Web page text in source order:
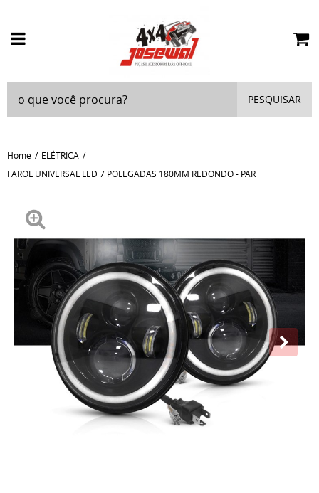
PESQUISAR
Home
ELÉTRICA
FAROL UNIVERSAL LED 7 POLEGADAS 180MM REDONDO - PAR